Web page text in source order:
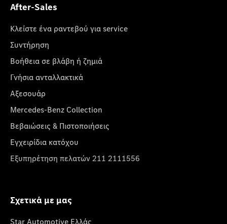
After-Sales
Κλείστε ένα ραντεβού για service
Συντήρηση
Βοήθεια σε βλάβη ή ζημιά
Γνήσια ανταλλακτικά
Αξεσουάρ
Mercedes-Benz Collection
Βεβαιώσεις & Πιστοποιήσεις
Εγχειρίδια κατόχου
Εξυπηρέτηση πελατών 211 2111556
Σχετικά με μας
Star Automotive Ελλάς